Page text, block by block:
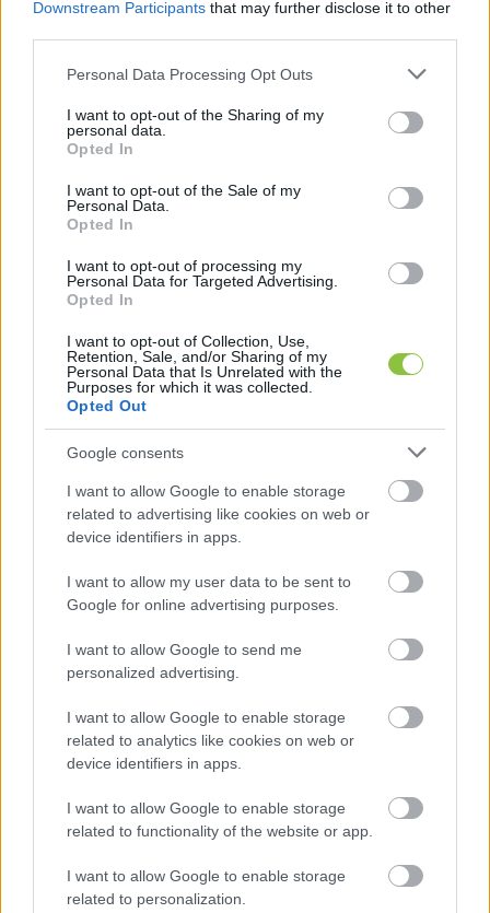
Downstream Participants that may further disclose it to other
Please note that this website/app uses one or more Google
not limited to your visit or usage behaviour. You may click to
grant or deny consent to Google and its third-party tags to
use your data for below specified purposes in below Google
consent section.
Personal Data Processing Opt Outs
I want to opt-out of the Sharing of my
personal data.
Opted In
I want to opt-out of the Sale of my
Personal Data.
Opted In
I want to opt-out of processing my
Personal Data for Targeted Advertising.
Opted In
I want to opt-out of Collection, Use,
Retention, Sale, and/or Sharing of my
Personal Data that Is Unrelated with the
Purposes for which it was collected.
Opted Out
Google consents
I want to allow Google to enable storage
related to advertising like cookies on web or
device identifiers in apps.
I want to allow my user data to be sent to
Google for online advertising purposes.
I want to allow Google to send me
personalized advertising.
I want to allow Google to enable storage
related to analytics like cookies on web or
device identifiers in apps.
I want to allow Google to enable storage
related to functionality of the website or app.
I want to allow Google to enable storage
related to personalization.
Ismét a magyar kormány és az uniós
Brüsszelben
A magyar kormánynak az Európai Unió Tanácsa keddi
ülésén újból számot kell adnia az uniós alapértékekhez
való viszonyáról. Bóka Jánosnak, Magyarország
Lapszemle 2025. 05. 27.
A nap, amely rólunk (is) szólt az
Európai Parlamentben